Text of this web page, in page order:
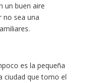
un buen aire
no sea una
es la pequeña
ciudad que tomo el